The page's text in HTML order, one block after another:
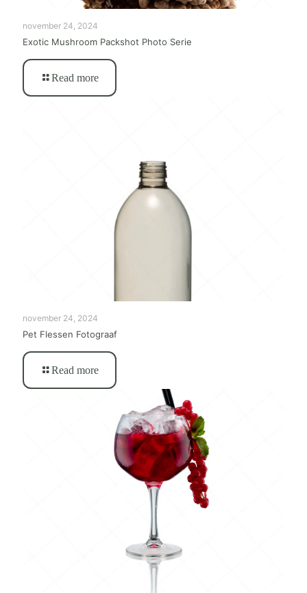
november 24, 2024
Exotic Mushroom Packshot Photo Serie
Read more
november 24, 2024
Pet Flessen Fotograaf
Read more